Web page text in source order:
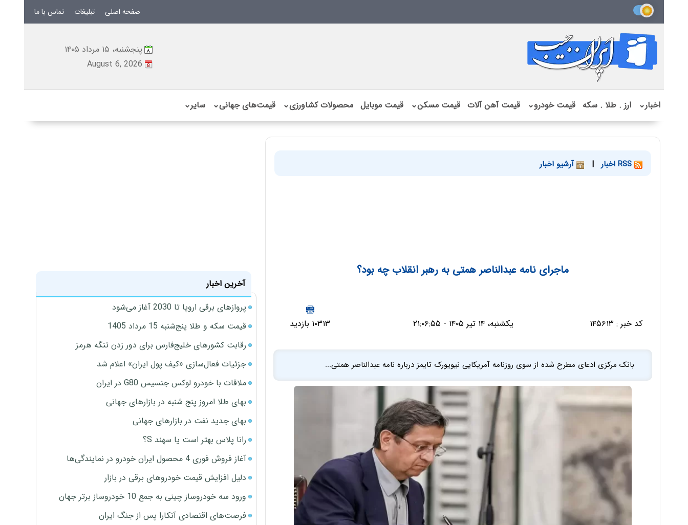
صفحه اصلی تبلیغات تماس با ما
پنجشنبه، ۱۵ مرداد ۱۴۰۵
August 6, 2026
اخبار⌄ ارز . طلا . سکه قیمت خودرو⌄ قیمت آهن آلات قیمت مسکن⌄ قیمت موبایل محصولات کشاورزی⌄ قیمت‌های جهانی⌄ سایر⌄
| آرشیو اخبار
ماجرای نامه عبدالناصر همتی به رهبر انقلاب چه بود؟
کد خبر : ۱۴۵۶۱۳ یکشنبه، ۱۴ تیر ۱۴۰۵ - ۲۱:۰۶:۵۵ ۱۰۳۱۳ بازدید
بانک مرکزی ادعای مطرح شده از سوی روزنامه آمریکایی نیویورک تایمز درباره نامه عبدالناصر همتی...
آخرین اخبار
پروازهای برقی اروپا تا 2030 آغاز می‌شود
قیمت سکه و طلا پنج‌شنبه 15 مرداد 1405
رقابت کشورهای خلیج‌فارس برای دور زدن تنگه هرمز
جزئیات فعال‌سازی «کیف پول ایران» اعلام شد
ملاقات با خودرو لوکس جنسیس G80 در ایران
بهای طلا امروز پنج شنبه در بازارهای جهانی
بهای جدید نفت در بازارهای جهانی
رانا پلاس بهتر است یا سهند S؟
آغاز فروش فوری 4 محصول ایران خودرو در نمایندگی‌ها
دلیل افزایش قیمت خودروهای برقی در بازار
ورود سه خودروساز چینی به جمع 10 خودروساز برتر جهان
فرصت‌های اقتصادی آنکارا پس از جنگ ایران